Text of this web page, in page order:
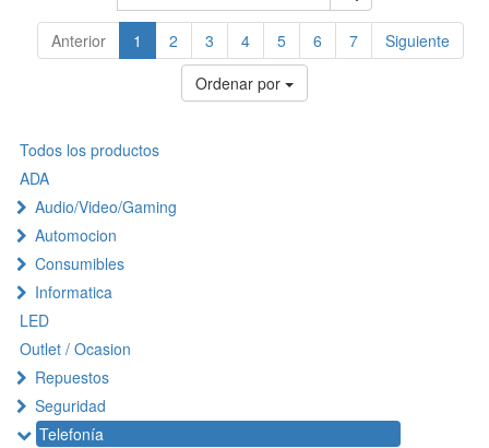
Anterior 1 2 3 4 5 6 7
Siguiente
Ordenar por
Todos los productos
ADA
Audio/Video/Gaming
Automocion
Consumibles
Informatica
LED
Outlet / Ocasion
Repuestos
Seguridad
Telefonía